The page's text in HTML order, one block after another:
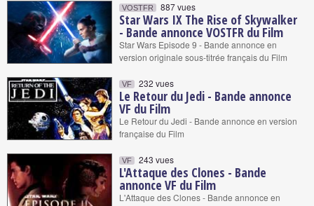
VOSTFR 887 vues
Star Wars IX The Rise of Skywalker
- Bande annonce VOSTFR du Film
Star Wars Episode 9 - Bande annonce en
version originale sous-titrée français du Film
VF 232 vues
Le Retour du Jedi - Bande annonce
VF du Film
Le Retour du Jedi - Bande annonce en version
française du Film
VF 243 vues
L'Attaque des Clones - Bande
annonce VF du Film
L'Attaque des Clones - Bande annonce en